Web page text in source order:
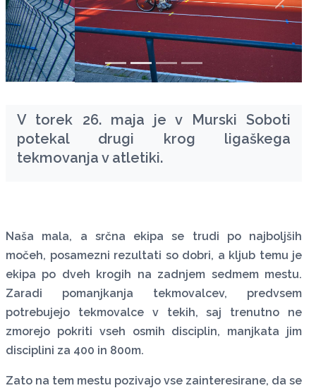
V torek 26. maja je v Murski Soboti
potekal drugi krog ligaškega
tekmovanja v atletiki.
zurück weiter
Naša mala, a srčna ekipa se trudi po najboljših
močeh, posamezni rezultati so dobri, a kljub temu je
ekipa po dveh krogih na zadnjem sedmem mestu.
Zaradi pomanjkanja tekmovalcev, predvsem
potrebujejo tekmovalce v tekih, saj trenutno ne
zmorejo pokriti vseh osmih disciplin, manjkata jim
disciplini za 400 in 800m.
Zato na tem mestu pozivajo vse zainteresirane, da se